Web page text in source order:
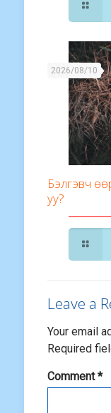
2026/08/10
Бэлгэвч
уу?
Leave a
Your email
Required
Comment*